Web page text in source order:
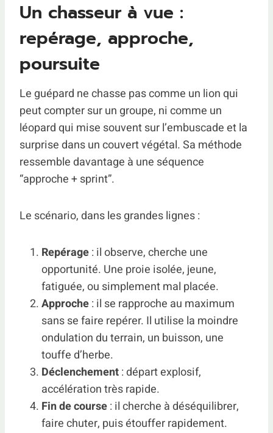
Un chasseur à vue :
repérage, approche,
poursuite
Le guépard ne chasse pas comme un lion qui
peut compter sur un groupe, ni comme un
léopard qui mise souvent sur l’embuscade et la
surprise dans un couvert végétal. Sa méthode
ressemble davantage à une séquence
“approche + sprint”.
Le scénario, dans les grandes lignes :
Repérage: il observe, cherche une
opportunité. Une proie isolée, jeune,
fatiguée, ou simplement mal placée.
Approche: il se rapproche au maximum
sans se faire repérer. Il utilise la moindre
ondulation du terrain, un buisson, une
touffe d’herbe.
Déclenchement: départ explosif,
accélération très rapide.
Fin de course: il cherche à déséquilibrer,
faire chuter, puis étouffer rapidement.